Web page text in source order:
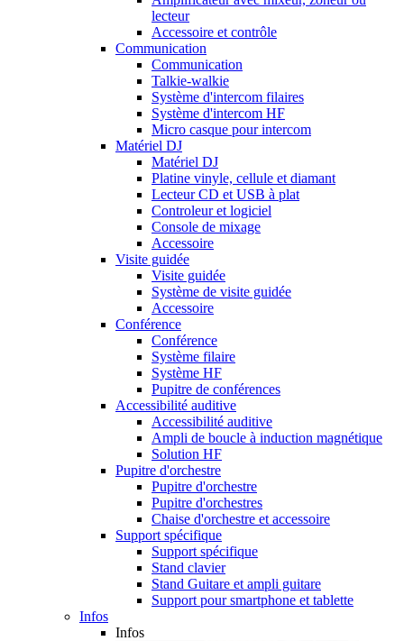
lecteur
Accessoire et contrôle
Communication
Communication
Talkie-walkie
Système d'intercom filaires
Système d'intercom HF
Micro casque pour intercom
Matériel DJ
Matériel DJ
Platine vinyle, cellule et diamant
Lecteur CD et USB à plat
Controleur et logiciel
Console de mixage
Accessoire
Visite guidée
Visite guidée
Système de visite guidée
Accessoire
Conférence
Conférence
Système filaire
Système HF
Pupitre de conférences
Accessibilité auditive
Accessibilité auditive
Ampli de boucle à induction magnétique
Solution HF
Pupitre d'orchestre
Pupitre d'orchestre
Pupitre d'orchestres
Chaise d'orchestre et accessoire
Support spécifique
Support spécifique
Stand clavier
Stand Guitare et ampli guitare
Support pour smartphone et tablette
Infos
Infos